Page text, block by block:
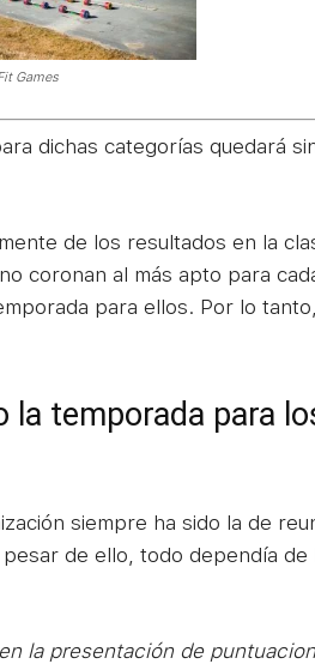
Games
dichas categorías quedará
de los resultados en la
coronan al más apto para
para ellos. Por lo
la temporada para
siempre ha sido la de
de ello, todo dependía de
la presentación de